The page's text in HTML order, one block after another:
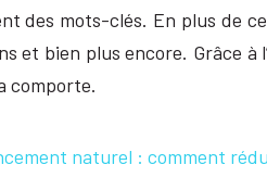
des mots-clés. En plus de
et bien plus encore. Grâce à
comporte.
naturel : comment